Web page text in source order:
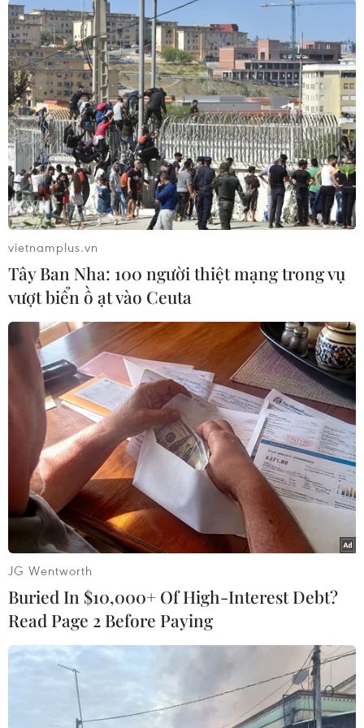
Ấn Độ Narendra Modi và Thủ tướng Australia
Scott Morrison./.
(TTXVN/Vietnam+)
#joe biden #COVID-19 #Nhà Trắng
#Bộ tứ Quad
Mỹ
Theo dõi VietnamPlus
TIN LIÊN QUAN
vietnamplus.vn
Tây Ban Nha: 100 người thiệt mạng trong vụ
vượt biển ồ ạt vào Ceuta
JG Wentworth
Buried In $10,000+ Of High-Interest Debt?
Read Page 2 Before Paying